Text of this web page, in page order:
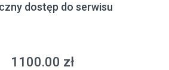
dostęp do serwisu
1100.00 zł